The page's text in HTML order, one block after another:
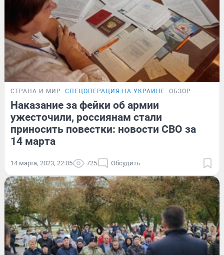
СТРАНА И МИР СПЕЦОПЕРАЦИЯ НА УКРАИНЕ ОБЗОР
Наказание за фейки об армии
ужесточили, россиянам стали
приносить повестки: новости СВО за
14 марта
14 марта, 2023, 22:05 725 Обсудить